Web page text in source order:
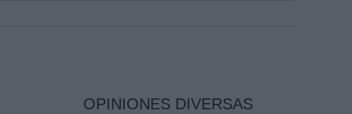
OPINIONES DIVERSAS